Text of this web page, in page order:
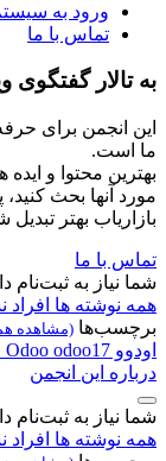
ورود به
تماس با ما
به تالار
این انجمن برای
ما است.
بهترین محتوا و ایده
مورد آنها بحث
بازاریاب بهتر تبدیل
تماس با ما
شما نیاز به ثبت‌نام
همه نوشته ها افراد
برچسب‌ها (مشاهده
اودوو Odoo odoo17
درباره این انجمن
شما نیاز به ثبت‌نام
همه نوشته ها افراد